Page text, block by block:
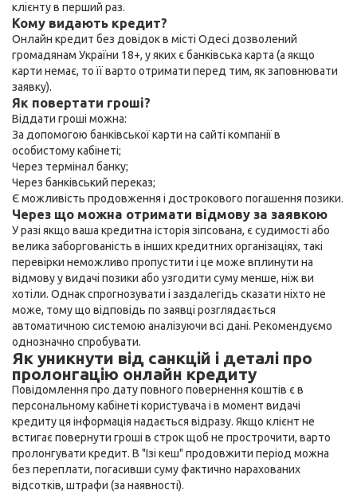
клієнту в перший раз.
Кому видають кредит?
Онлайн кредит без довідок в місті Одесі дозволений
громадянам України 18+, у яких є банківська карта (а якщо
карти немає, то її варто отримати перед тим, як заповнювати
заявку).
Як повертати гроші?
Віддати гроші можна:
За допомогою банківської карти на сайті компанії в
особистому кабінеті;
Через термінал банку;
Через банківський переказ;
Є можливість продовження і дострокового погашення позики.
Через що можна отримати відмову за заявкою
У разі якщо ваша кредитна історія зіпсована, є судимості або
велика заборгованість в інших кредитних організаціях, такі
перевірки неможливо пропустити і це може вплинути на
відмову у видачі позики або узгодити суму менше, ніж ви
хотіли. Однак спрогнозувати і заздалегідь сказати ніхто не
може, тому що відповідь по заявці розглядається
автоматичною системою аналізуючи всі дані. Рекомендуємо
однозначно спробувати.
Як уникнути від санкцій і деталі про
пролонгацію онлайн кредиту
Повідомлення про дату повного повернення коштів є в
персональному кабінеті користувача і в момент видачі
кредиту ця інформація надається відразу. Якщо клієнт не
встигає повернути гроші в строк щоб не прострочити, варто
пролонгувати кредит. В "Ізі кеш" продовжити період можна
без переплати, погасивши суму фактично нарахованих
відсотків, штрафи (за наявності).